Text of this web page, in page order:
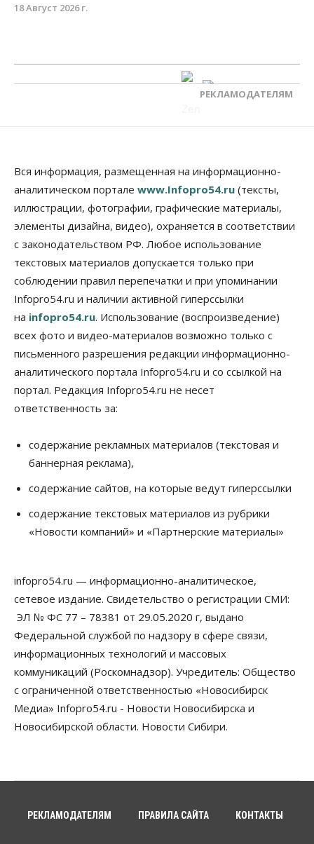
18 Август 2026 г.
РЕКЛАМОДАТЕЛЯМ
Вся информация, размещенная на информационно-
аналитическом портале www.Infopro54.ru (тексты,
иллюстрации, фотографии, графические материалы,
элементы дизайна, видео), охраняется в соответствии
с законодательством РФ. Любое использование
текстовых материалов допускается только при
соблюдении правил перепечатки и при упоминании
Infopro54.ru и наличии активной гиперссылки
на infopro54.ru. Использование (воспроизведение)
всех фото и видео-материалов возможно только с
письменного разрешения редакции информационно-
аналитического портала Infopro54.ru и со ссылкой на
портал. Редакция Infopro54.ru не несет
ответственность за:
содержание рекламных материалов (текстовая и
баннерная реклама),
содержание сайтов, на которые ведут гиперссылки
содержание текстовых материалов из рубрики
«Новости компаний» и «Партнерские материалы»
infopro54.ru — информационно-аналитическое,
сетевое издание. Свидетельство о регистрации СМИ:
ЭЛ № ФС 77 – 78381 от 29.05.2020 г, выдано
Федеральной службой по надзору в сфере связи,
информационных технологий и массовых
коммуникаций (Роскомнадзор). Учредитель: Общество
с ограниченной ответственностью «Новосибирск
Медиа» Infopro54.ru - Новости Новосибирска и
Новосибирской области. Новости Сибири.
РЕКЛАМОДАТЕЛЯМ ПРАВИЛА САЙТА КОНТАКТЫ